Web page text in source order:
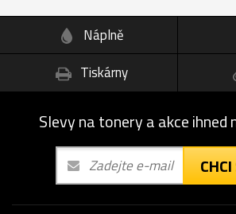
Náplně
Tiskárny
Slevy na tonery a akce ihned